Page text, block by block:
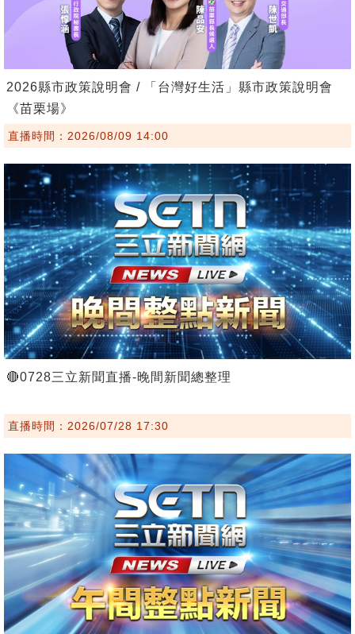
2026縣市政策說明會 / 「台灣好生活」縣市政策說明會
《苗栗場》
直播時間：2026/08/09 14:00
🔴0728三立新聞直播-晚間新聞總整理
直播時間：2026/07/28 17:30